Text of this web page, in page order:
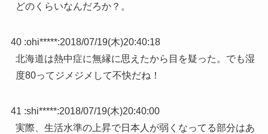
どのくらいなんだろか？。
40 :ohi*****:2018/07/19(木)20:40:18
北海道は熱中症に無縁に思えたから目を疑った。でも湿
度80ってジメジメして不快だね！
41 :shi*****:2018/07/19(木)20:40:00
実際、生活水準の上昇で日本人が弱くなってる部分はあ